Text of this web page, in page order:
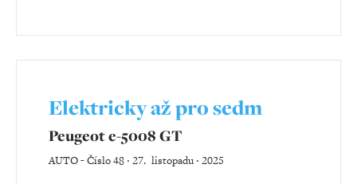
Elektricky až pro sedm
Peugeot e-5008 GT
AUTO-Číslo 48 ‧ 27. listopadu ‧ 2025